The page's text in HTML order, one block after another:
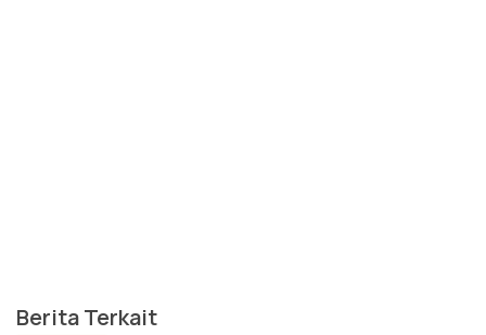
Berita Terkait